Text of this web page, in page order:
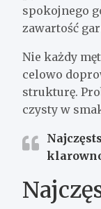
spokojnego
zawartość
Nie każdy
celowo
strukturę.
czysty w